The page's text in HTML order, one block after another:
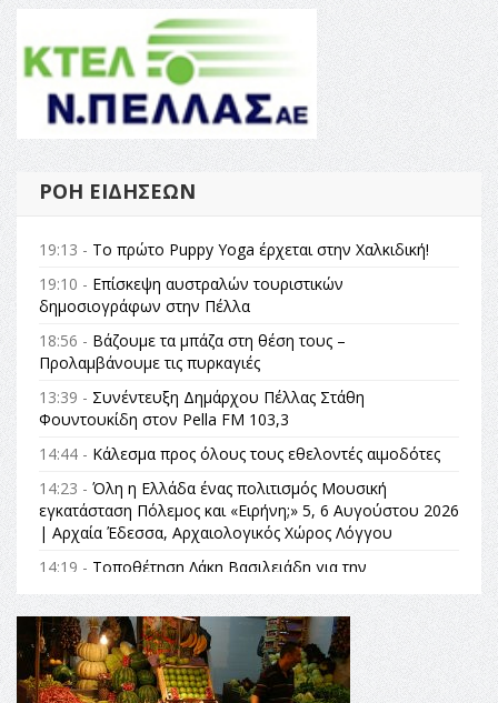
ΡΟΉ ΕΙΔΉΣΕΩΝ
19:13 - Το πρώτο Puppy Yoga έρχεται στην Χαλκιδική!
19:10 - Επίσκεψη αυστραλών τουριστικών
δημοσιογράφων στην Πέλλα
18:56 - Βάζουμε τα μπάζα στη θέση τους –
Προλαμβάνουμε τις πυρκαγιές
13:39 - Συνέντευξη Δημάρχου Πέλλας Στάθη
Φουντουκίδη στον Pella FM 103,3
14:44 - Κάλεσμα προς όλους τους εθελοντές αιμοδότες
14:23 - Όλη η Ελλάδα ένας πολιτισμός Μουσική
εγκατάσταση Πόλεμος και «Ειρήνη;» 5, 6 Αυγούστου 2026
| Αρχαία Έδεσσα, Αρχαιολογικός Χώρος Λόγγου
14:19 - Τοποθέτηση Λάκη Βασιλειάδη για την
Αναθεώρηση του Συντάγματος: «Σε τέτοιες κορυφαίες
θεσμικές διαδικασίες υπάρχει μόνο η ευθύνη απέναντι
στις επόμενες γενιές»
16:35 -Το πρόγραμμα του ΠΑΟΚ στον δεύτερο γύρο του
Champions League!